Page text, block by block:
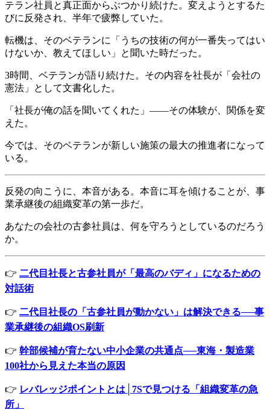
テラン社員と真正面からぶつかり続けた。変えようとするた
びに反発され、半年で疲弊していた。
転機は、そのベテランに「うちの技術の何が一番失ってはい
けないか、教えてほしい」と聞いた時だった。
3時間、ベテランが語り続けた。その内容を社長が「会社の
憲法」として文書化した。
「社長が俺の話を聞いてくれた」——その体験が、関係を変
えた。
今では、そのベテランが新しい施策の最大の推進者になって
いる。
反発の向こうに、本音がある。本音に耳を傾けることが、事
業承継後の組織変革の第一歩だ。
あなたの会社の古参社員は、何を守ろうとしているのだろう
か。
👉 二代目社長と古参社員が「最高のバディ」になるための
対話術
👉 二代目社長の「古参社員が動かない」は解決できる──事
業承継後の組織OS刷新
👉 幹部候補が育たない中小企業の共通点──東海・製造業
100社から見えた本当の原因
👉 レバレッジポイントとは│7Sで見つける「組織変革の急
所」